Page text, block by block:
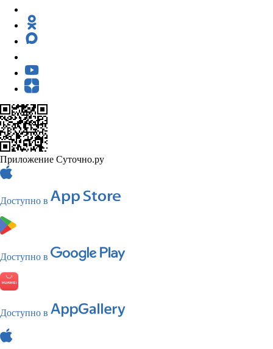
Приложение Суточно.ру
Доступно в
Доступно в
Доступно в